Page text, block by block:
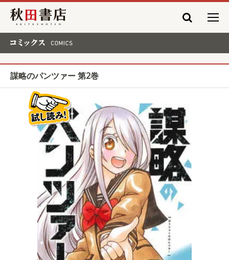
秋田書店
謀略のパンツァー 第2巻